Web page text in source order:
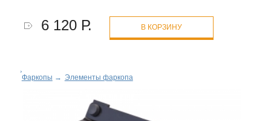
6 120 Р. В КОРЗИНУ
Фаркопы → Элементы фаркопа